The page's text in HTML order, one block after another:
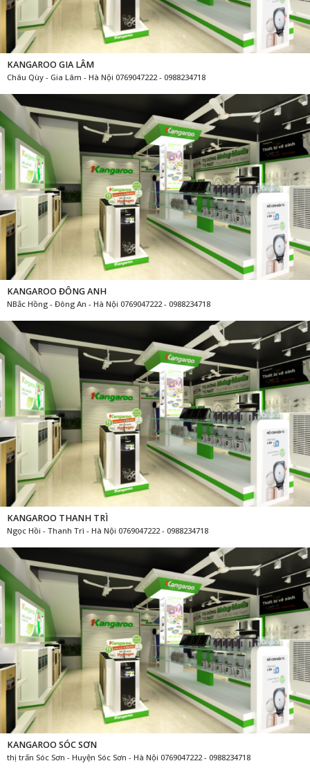
KANGAROO GIA LÂM
Châu Qùy - Gia Lâm - Hà Nội 0769047222 - 0988234718
KANGAROO ĐÔNG ANH
NBắc Hồng - Đông An - Hà Nội 0769047222 - 0988234718
KANGAROO THANH TRÌ
Ngọc Hồi - Thanh Trì - Hà Nội 0769047222 - 0988234718
KANGAROO SÓC SƠN
thị trấn Sóc Sơn - Huyện Sóc Sơn - Hà Nội 0769047222 - 0988234718